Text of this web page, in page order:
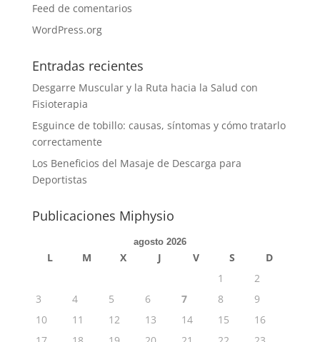
Feed de comentarios
WordPress.org
Entradas recientes
Desgarre Muscular y la Ruta hacia la Salud con
Fisioterapia
Esguince de tobillo: causas, síntomas y cómo tratarlo
correctamente
Los Beneficios del Masaje de Descarga para
Deportistas
Publicaciones Miphysio
agosto 2026
L M X J V S
D
1
2
3
4 5 6 7 8
9
10
11 12 13 14 15
16